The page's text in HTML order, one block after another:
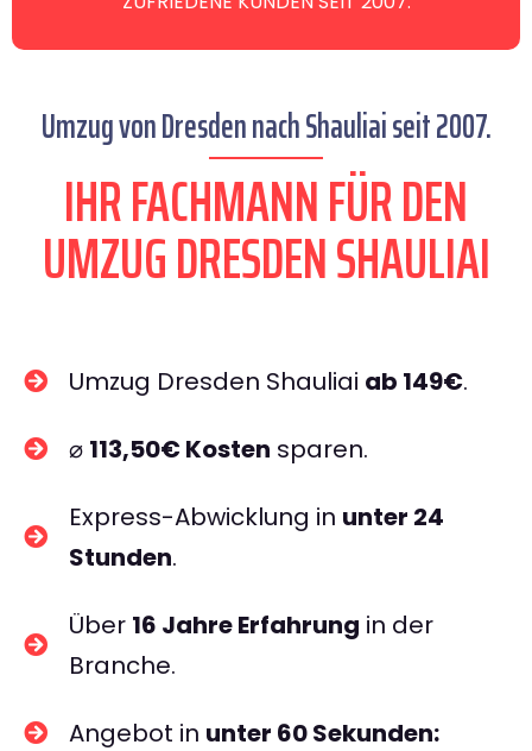
Umzug von Dresden nach Shauliai seit 2007.
IHR FACHMANN FÜR DEN
UMZUG DRESDEN SHAULIAI
Umzug Dresden Shauliai ab 149€.
⌀ 113,50€ Kosten sparen.
Express-Abwicklung in unter 24
Stunden.
Über 16 Jahre Erfahrung in der
Branche.
Angebot in unter 60 Sekunden: